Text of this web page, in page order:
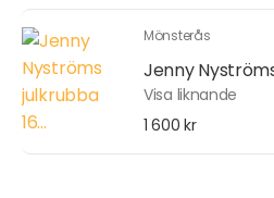
Mönsterås
Jenny
Visa liknande
1 600 kr